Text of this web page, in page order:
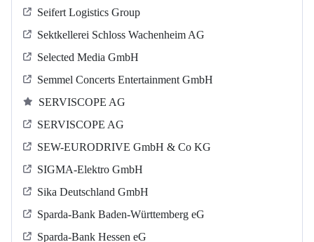
Seifert Logistics Group
Sektkellerei Schloss Wachenheim AG
Selected Media GmbH
Semmel Concerts Entertainment GmbH
SERVISCOPE AG
SERVISCOPE AG
SEW-EURODRIVE GmbH & Co KG
SIGMA-Elektro GmbH
Sika Deutschland GmbH
Sparda-Bank Baden-Württemberg eG
Sparda-Bank Hessen eG